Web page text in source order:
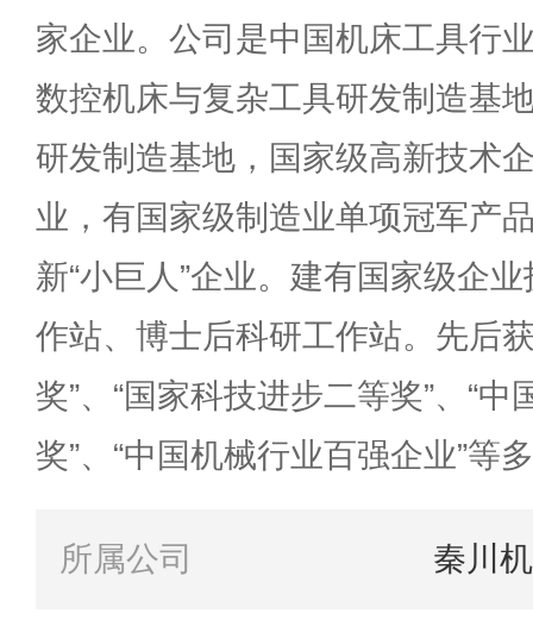
家企业。公司是中国机床工具行
数控机床与复杂工具研发制造基
研发制造基地，国家级高新技术
业，有国家级制造业单项冠军产
新“小巨人”企业。建有国家级企
作站、博士后科研工作站。先后
奖”、“国家科技进步二等奖”、“
奖”、“中国机械行业百强企业”等
所属公司 秦川